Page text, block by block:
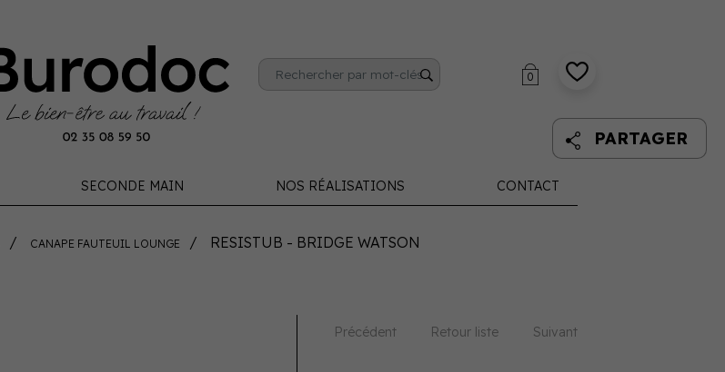
0
SECONDE MAIN NOS RÉALISATIONS CONTACT
PARTAGER
CANAPE FAUTEUIL LOUNGE RESISTUB - BRIDGE WATSON
Précédent Retour liste Suivant